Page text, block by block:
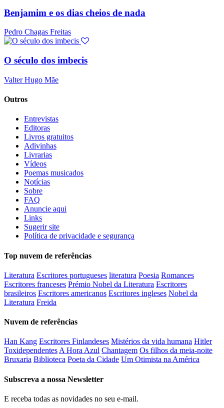
Benjamim e os dias cheios de nada
Pedro Chagas Freitas
O século dos imbecis
Valter Hugo Mãe
Outros
Entrevistas
Editoras
Livros gratuitos
Adivinhas
Livrarias
Vídeos
Poemas musicados
Notícias
Sobre
FAQ
Anuncie aqui
Links
Sugerir site
Política de privacidade e segurança
Top nuvem de referências
Literatura Escritores portugueses literatura Poesia Romances
Escritores franceses Prémio Nobel da Literatura Escritores
brasileiros Escritores americanos Escritores ingleses Nobel da
Literatura Freida
Nuvem de referências
Han Kang Escritores Finlandeses Mistérios da vida humana Hitler
ToxidependentesA Hora Azul Chantagem Os filhos da meia-noite
Bruxaria Biblioteca Poeta da Cidade Um Otimista na América
Subscreva a nossa Newsletter
E receba todas as novidades no seu e-mail.